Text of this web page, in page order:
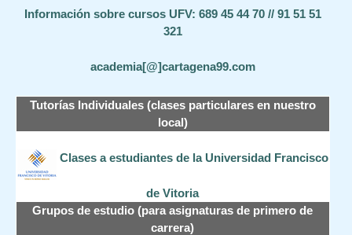
Información sobre cursos UFV: 689 45 44 70 // 91 51 51
321
academia[@]cartagena99.com
Tutorías Individuales (clases particulares en nuestro
local)
Clases a estudiantes de la Universidad Francisco
de Vitoria
Grupos de estudio (para asignaturas de primero de
carrera)